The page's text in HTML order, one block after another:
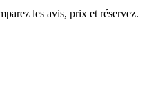
les avis, prix et réservez.